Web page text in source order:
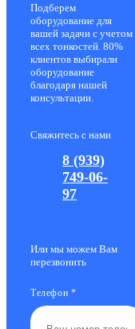
Подберем
оборудование для
вашей задачи с учетом
всех тонкостей. 80%
клиентов выбирали
оборудование
благодаря нашей
консультации.
Свяжитесь с нами
8 (939)
749-06-
97
Или мы можем Вам
перезвонить
Телефон *